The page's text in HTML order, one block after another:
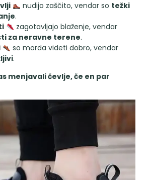
nudijo zaščito, vendar so težki
.
zagotavljajo blaženje, vendar
za neravne terene.
so morda videti dobro, vendar
.
menjavali čevlje, če en par